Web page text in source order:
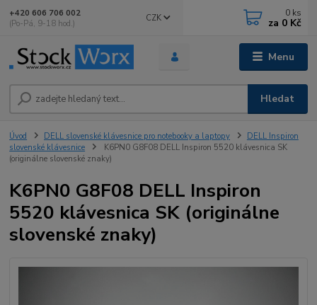
Menu
CZK
Hledat
+420 606 706 002
(Po-Pá, 9-18 hod.)
0 ks
za 0 Kč
Úvod DELL slovenské klávesnice pro notebooky a laptopy
DELL Inspiron
slovenské klávesnice
K6PN0 G8F08 DELL Inspiron 5520 klávesnica SK
(originálne slovenské znaky)
K6PN0 G8F08 DELL Inspiron
5520 klávesnica SK (originálne
slovenské znaky)